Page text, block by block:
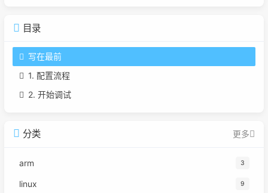
目录
写在最前
1. 配置流程
2. 开始调试
分类 更多
arm 3
linux 9